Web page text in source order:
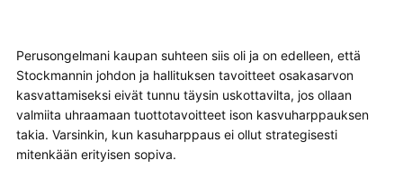
Perusongelmani kaupan suhteen siis oli ja on edelleen, että
Stockmannin johdon ja hallituksen tavoitteet osakasarvon
kasvattamiseksi eivät tunnu täysin uskottavilta, jos ollaan
valmiita uhraamaan tuottotavoitteet ison kasvuharppauksen
takia. Varsinkin, kun kasuharppaus ei ollut strategisesti
mitenkään erityisen sopiva.